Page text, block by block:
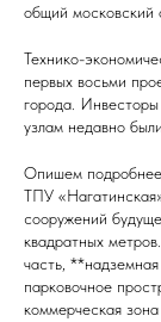
общий московский
Технико-
первых восьми
города.
узлам недавно
Опишем
ТПУ
сооружений
квадратных
часть,
парковочное
коммерческая